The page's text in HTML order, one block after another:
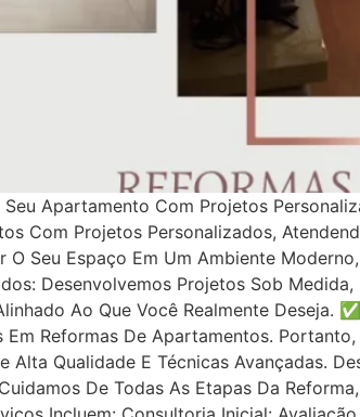
Apartamento Com Projetos
Com Projetos Personalizados,
O Seu Espaço Em Um Ambiente
Desenvolvemos Projetos Sob
Ao Que Você Realmente Deseja.
Em Reformas De Apartamentos.
Alta Qualidade E Técnicas Avançadas.
De Todas As Etapas Da